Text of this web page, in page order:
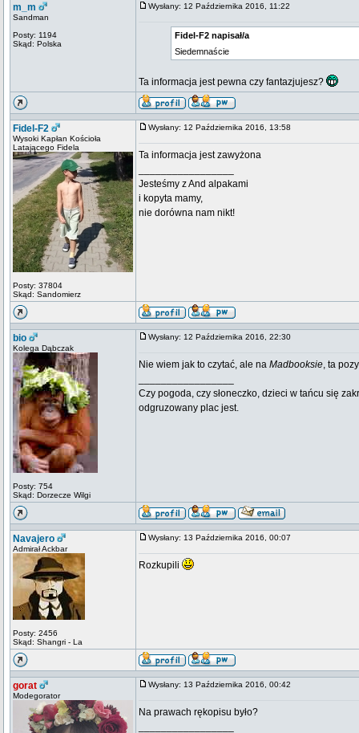
m_m
Sandman
Posty: 1194
Skąd: Polska
Wysłany: 12 Października 2016, 11:22
Fidel-F2 napisał/a
Siedemnaście
Ta informacja jest pewna czy fantazjujesz?
Fidel-F2
Wysoki Kapłan Kościoła
Latającego Fidela
Posty: 37804
Skąd: Sandomierz
Wysłany: 12 Października 2016, 13:58
Ta informacja jest zawyżona
Jesteśmy z And alpakami
i kopyta mamy,
nie dorówna nam nikt!
bio
Kolega Dąbczak
Posty: 754
Skąd: Dorzecze Wilgi
Wysłany: 12 Października 2016, 22:30
Nie wiem jak to czytać, ale na Madbooksie, ta
Czy pogoda, czy słoneczko, dzieci w tańcu się
odgruzowany plac jest.
Navajero
Admirał Ackbar
Posty: 2456
Skąd: Shangri - La
Wysłany: 13 Października 2016, 00:07
Rozkupili
gorat
Modegorator
Wysłany: 13 Października 2016, 00:42
Na prawach rękopisu było?